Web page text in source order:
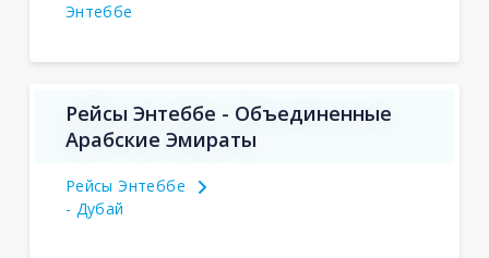
Энтеббе
Рейсы Энтеббе - Объединенные
Арабские Эмираты
Рейсы Энтеббе
- Дубай